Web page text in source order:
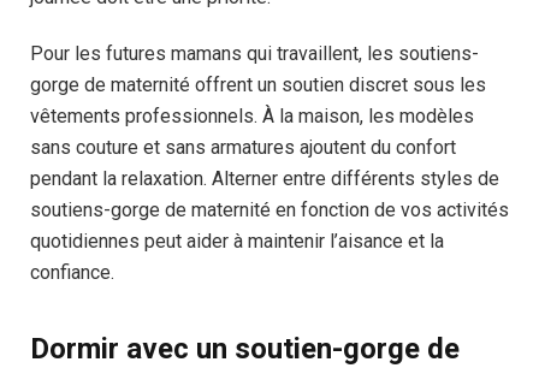
Pour les futures mamans qui travaillent, les soutiens-
gorge de maternité offrent un soutien discret sous les
vêtements professionnels. À la maison, les modèles
sans couture et sans armatures ajoutent du confort
pendant la relaxation. Alterner entre différents styles de
soutiens-gorge de maternité en fonction de vos activités
quotidiennes peut aider à maintenir l’aisance et la
confiance.
Dormir avec un soutien-gorge de